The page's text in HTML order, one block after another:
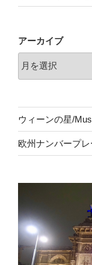
アーカイブ
ウィーンの星/
欧州ナンバープ